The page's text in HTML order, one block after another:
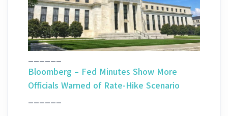
Bloomberg – Fed Minutes Show More
Officials Warned of Rate-Hike Scenario